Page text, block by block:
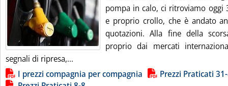
pompa in calo, ci ritroviamo oggi
e proprio crollo, che è andato
quotazioni. Alla fine della
proprio dai mercati
segnali di ripresa,...
Lista allegati PDF alla notizia
I prezzi compagnia per compagnia
Prezzi Praticati